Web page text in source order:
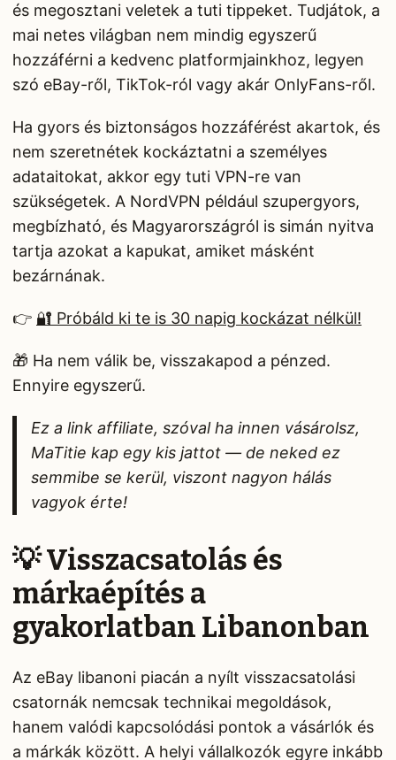
és megosztani veletek a tuti tippeket. Tudjátok, a
mai netes világban nem mindig egyszerű
hozzáférni a kedvenc platformjainkhoz, legyen
szó eBay-ről, TikTok-ról vagy akár OnlyFans-ről.
Ha gyors és biztonságos hozzáférést akartok, és
nem szeretnétek kockáztatni a személyes
adataitokat, akkor egy tuti VPN-re van
szükségetek. A NordVPN például szupergyors,
megbízható, és Magyarországról is simán nyitva
tartja azokat a kapukat, amiket másként
bezárnának.
👉 🔐 Próbáld ki te is 30 napig kockázat nélkül!
🎁 Ha nem válik be, visszakapod a pénzed.
Ennyire egyszerű.
Ez a link affiliate, szóval ha innen vásárolsz,
MaTitie kap egy kis jattot — de neked ez
semmibe se kerül, viszont nagyon hálás
vagyok érte!
💡 Visszacsatolás és
márkaépítés a
gyakorlatban Libanonban
Az eBay libanoni piacán a nyílt visszacsatolási
csatornák nemcsak technikai megoldások,
hanem valódi kapcsolódási pontok a vásárlók és
a márkák között. A helyi vállalkozók egyre inkább